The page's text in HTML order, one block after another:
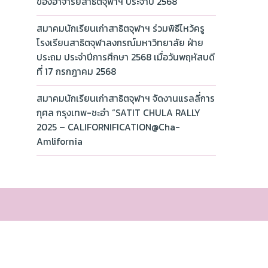
สมาคมนักเรียนเก่าสาธิตจุฬาฯ ร่วมพิธีไหว้ครู
โรงเรียนสาธิตจุฬาลงกรณ์มหาวิทยาลัย ฝ่าย
ประถม ประจำปีการศึกษา 2568 เมื่อวันพฤหัสบดี
ที่ 17 กรกฎาคม 2568
สมาคมนักเรียนเก่าสาธิตจุฬาฯ จัดงานแรลลี่การ
กุศล กรุงเทพ-ชะอำ “SATIT CHULA RALLY
2025 – CALIFORNIFICATION@Cha-
Amlifornia